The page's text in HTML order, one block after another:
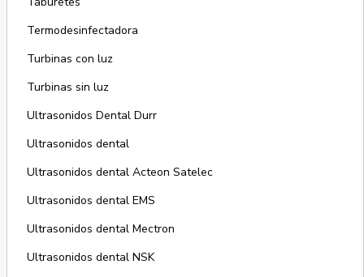
Termodesinfectadora
Turbinas con luz
Turbinas sin luz
Ultrasonidos Dental Durr
Ultrasonidos dental
Ultrasonidos dental Acteon Satelec
Ultrasonidos dental EMS
Ultrasonidos dental Mectron
Ultrasonidos dental NSK